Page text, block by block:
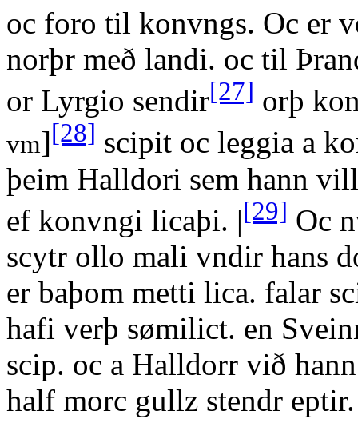
oc foro til konvngs. Oc er
norþr með landi. oc til
or Lyrgio sendir[27] orþ
vm][28] scipit oc leggia a
þeim Halldori sem hann
ef konvngi licaþi. |[29] Oc
scytr ollo mali vndir hans
er baþom metti lica. falar
hafi verþ sømilict. en
scip. oc a Halldorr við
half morc gullz stendr